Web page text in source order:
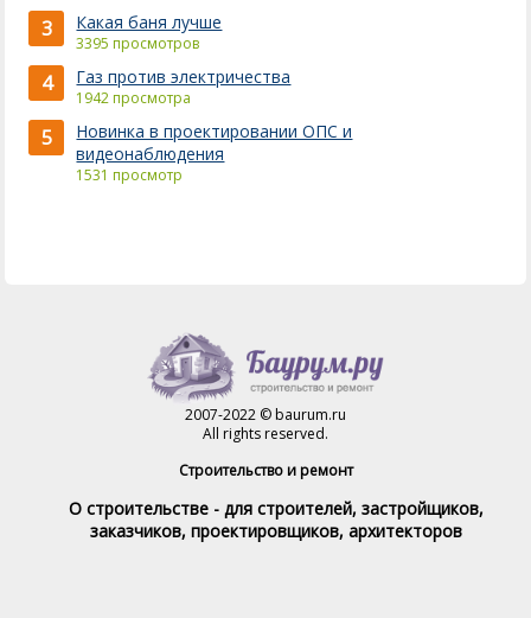
3 Какая баня лучше
3395 просмотров
4 Газ против электричества
1942 просмотра
5
Новинка в проектировании ОПС и
видеонаблюдения
1531 просмотр
2007-2022 © baurum.ru
All rights reserved.
Строительство и ремонт
О строительстве - для строителей, застройщиков,
заказчиков, проектировщиков, архитекторов